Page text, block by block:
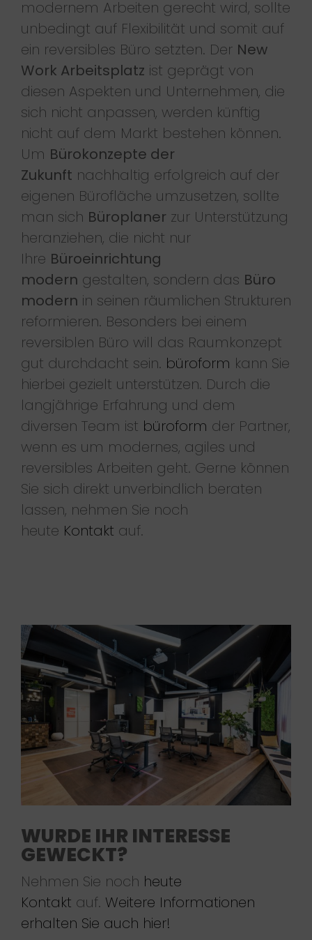
modernem Arbeiten gerecht wird, sollte
unbedingt auf Flexibilität und somit auf
ein reversibles Büro setzten. Der New
Work Arbeitsplatz ist geprägt von
diesen Aspekten und Unternehmen, die
sich nicht anpassen, werden künftig
nicht auf dem Markt bestehen können.
Um Bürokonzepte der
Zukunft nachhaltig erfolgreich auf der
eigenen Bürofläche umzusetzen, sollte
man sich Büroplaner zur Unterstützung
heranziehen, die nicht nur
Ihre Büroeinrichtung
modern gestalten, sondern das Büro
modern in seinen räumlichen Strukturen
reformieren. Besonders bei einem
reversiblen Büro will das Raumkonzept
gut durchdacht sein. büroform kann Sie
hierbei gezielt unterstützen. Durch die
langjährige Erfahrung und dem
diversen Team ist büroform der Partner,
wenn es um modernes, agiles und
reversibles Arbeiten geht. Gerne können
Sie sich direkt unverbindlich beraten
lassen, nehmen Sie noch
heute Kontakt auf.
WURDE IHR INTERESSE
GEWECKT?
Nehmen Sie noch heute
Kontakt auf. Weitere Informationen
erhalten Sie auch hier!